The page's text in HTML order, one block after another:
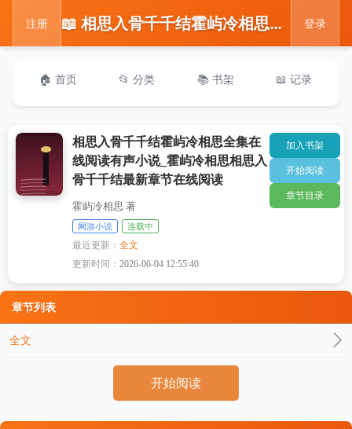
注册 📖 相思入骨千千结霍屿冷相思全集在线阅读有声小说_霍屿冷相思相思入骨千千结最新章节在线阅读 登录
🏠 首页 📂 分类 📚 书架 📖 记录
相思入骨千千结霍屿冷相思全集在
线阅读有声小说_霍屿冷相思相思入
骨千千结最新章节在线阅读
霍屿冷相思 著
网游小说 连载中
最近更新：全文
更新时间：2026-06-04 12:55:40
加入书架
开始阅读
章节目录
章节列表
全文
开始阅读